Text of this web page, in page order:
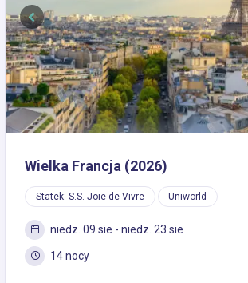
Previous
Wielka Francja (2026)
Statek: S.S. Joie de Vivre Uniworld
niedz. 09 sie - niedz. 23 sie
14 nocy